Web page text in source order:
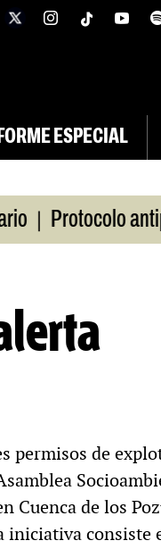
facebook
ESPECIAL
| Protocolo
permisos de
Cuenca de los
iniciativa consiste